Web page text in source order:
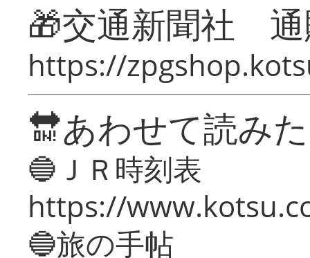
🎁交通新聞社
https://
🔛あわせて読み
🔵ＪＲ時刻表
https://
🔵旅の手帖